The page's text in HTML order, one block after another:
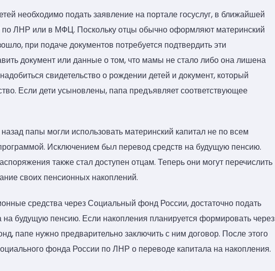
необходимо подать заявление на портале госуслуг, в ближайшей
по ЛНР или в МФЦ. Поскольку отцы обычно оформляют материнский
при подаче документов потребуется подтвердить эти
документ или данные о том, что мамы не стало либо она лишена
свидетельство о рождении детей и документ, который
Если дети усыновлены, папа предъявляет соответствующее
папы могли использовать материнский капитал не по всем
Исключением был перевод средств на будущую пенсию.
также стал доступен отцам. Теперь они могут перечислить
своих пенсионных накоплений.
средства через Социальный фонд России, достаточно подать
будущую пенсию. Если накопления планируется формировать через
папе нужно предварительно заключить с ним договор. После этого
фонда России по ЛНР о переводе капитала на накопления.